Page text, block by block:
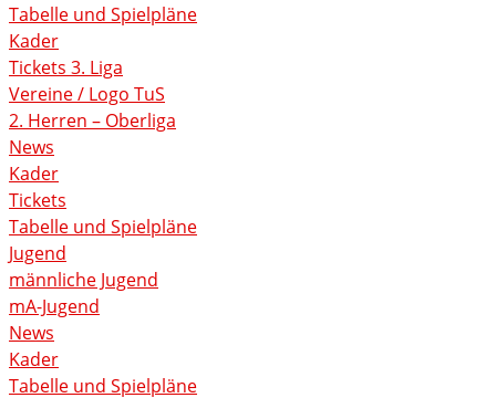
Tabelle und Spielpläne
Kader
Tickets 3. Liga
Vereine / Logo TuS
2. Herren – Oberliga
News
Kader
Tickets
Tabelle und Spielpläne
Jugend
männliche Jugend
mA-Jugend
News
Kader
Tabelle und Spielpläne